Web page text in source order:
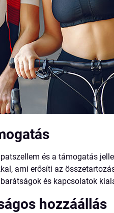
és a támogatás
ami erősíti az
és kapcsolatok
hozzáállás